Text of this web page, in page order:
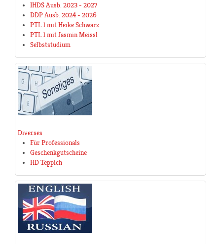
IHDS Ausb. 2023 - 2027
DDP Ausb. 2024 - 2026
PTL 1 mit Heike Schwarz
PTL 1 mit Jasmin Meissl
Selbststudium
Diverses
Für Professionals
Geschenkgutscheine
HD Teppich